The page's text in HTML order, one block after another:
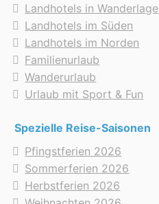
Landhotels in Wanderlage
Landhotels im Süden
Landhotels im Norden
Familienurlaub
Wanderurlaub
Urlaub mit Sport & Fun
Spezielle Reise-Saisonen
Pfingstferien 2026
Sommerferien 2026
Herbstferien 2026